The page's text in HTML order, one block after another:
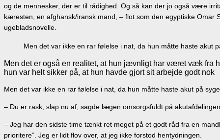
og de mennesker, der er til rådighed. Og så kan der jo også være
kæresten, en afghansk/iransk mand, – flot som den egyptiske
ugebladsnovelle.
Men det var ikke en rar følelse i nat, da hun måtte haste akut
Men det er også en realitet, at hun jævnligt har været væk fra
hun var helt sikker på, at hun havde gjort sit arbejde godt nok
Men det var ikke en rar følelse i nat, da hun måtte haste akut på
– Du er rask, slap nu af, sagde lægen omsorgsfuldt på
– Jeg har den sidste time tænkt ret meget på et godt råd fra en
prioritere”. Jeg er lidt flov over, at jeg ikke forstod hentydningen.